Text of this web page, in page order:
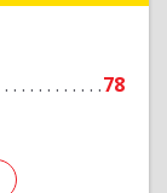
78